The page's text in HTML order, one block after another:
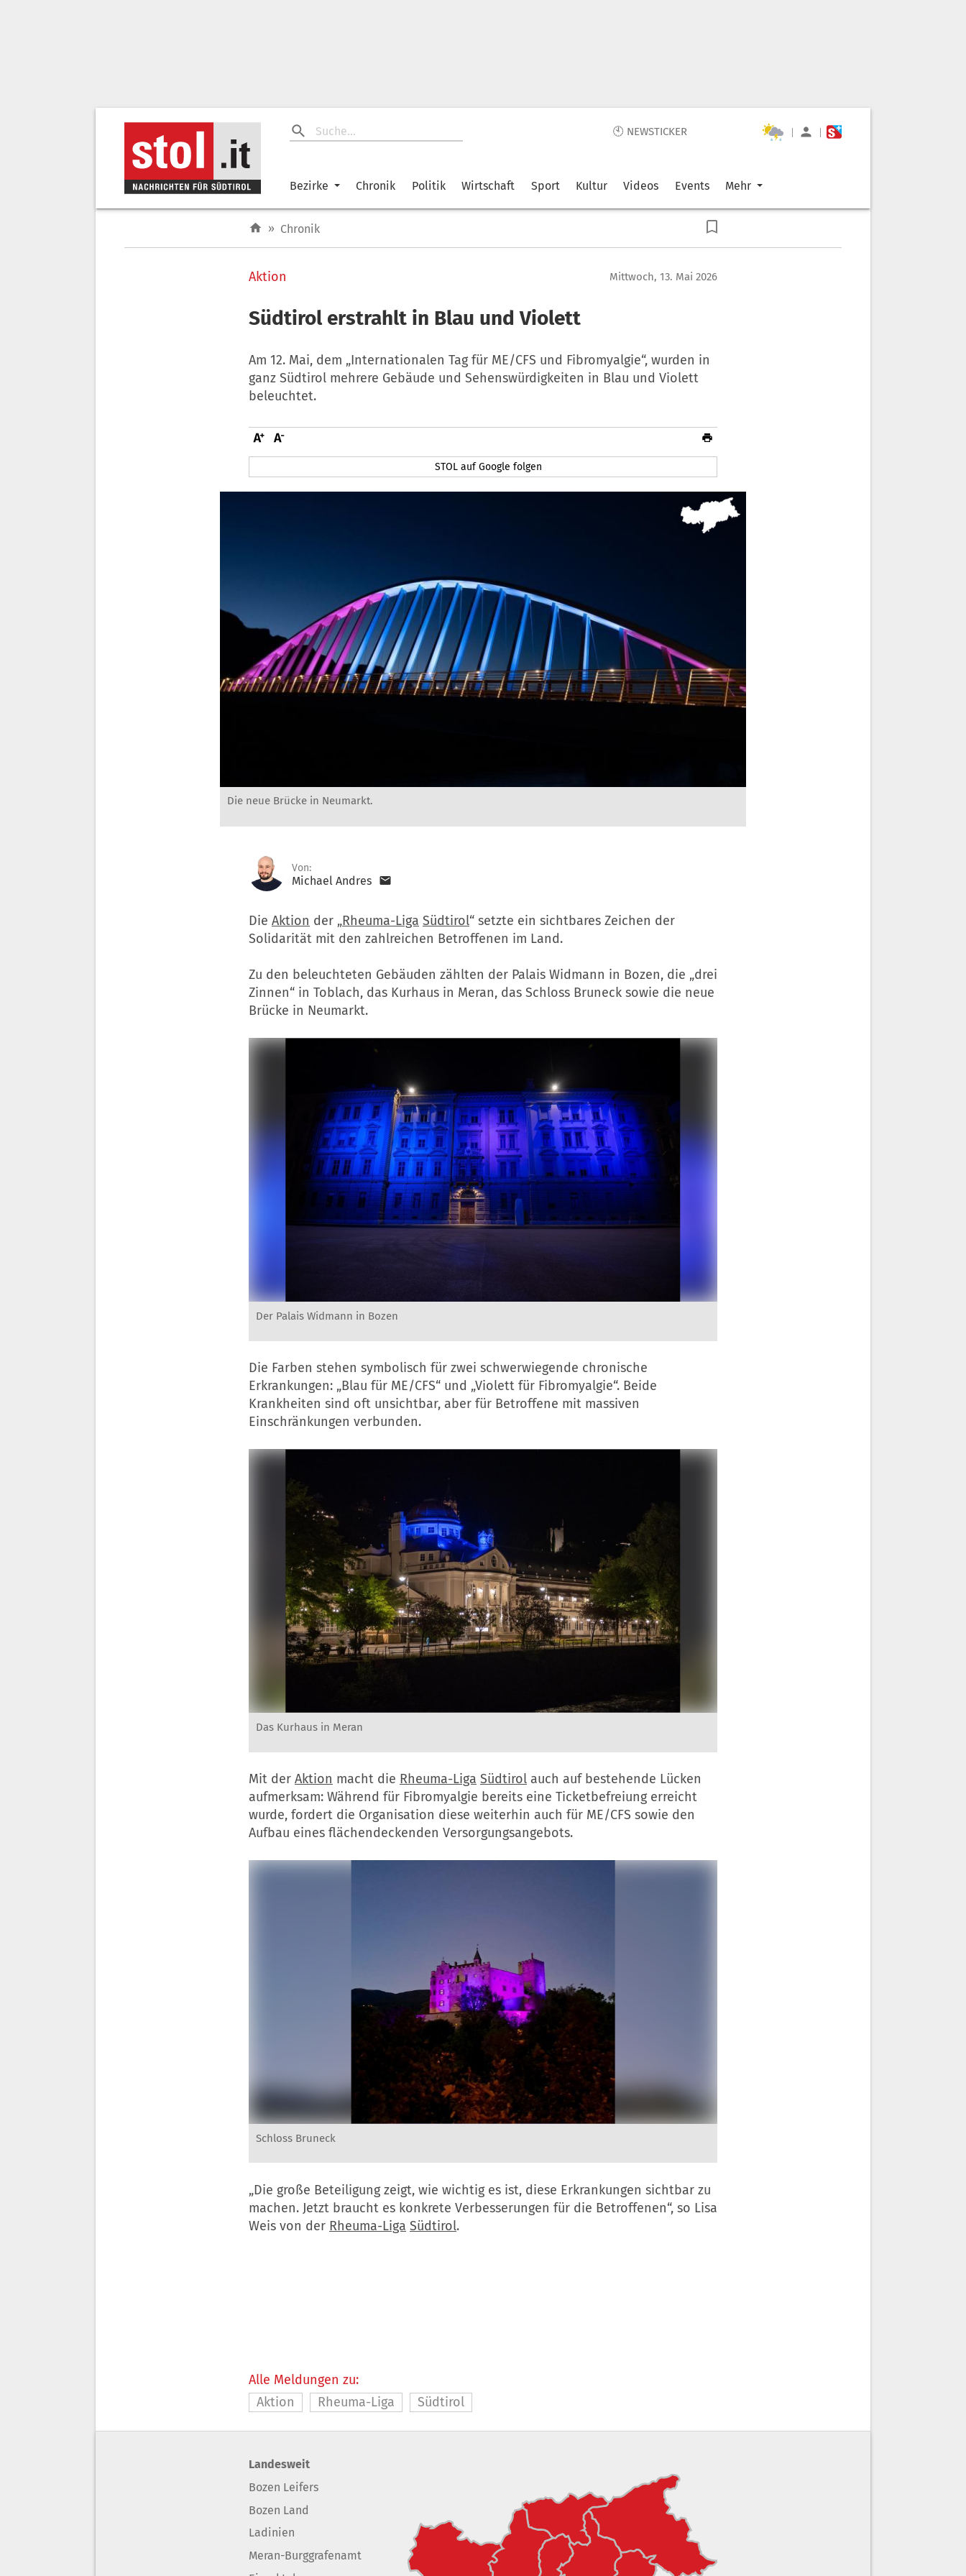
🕙 NEWSTICKER | |
Bezirke Chronik Politik Wirtschaft Sport Kultur Videos Events Mehr
» Chronik
Aktion Mittwoch, 13. Mai 2026
Südtirol erstrahlt in Blau und Violett
Am 12. Mai, dem „Internationalen Tag für ME/CFS und Fibromyalgie“, wurden in
ganz Südtirol mehrere Gebäude und Sehenswürdigkeiten in Blau und Violett
beleuchtet.
STOL auf Google folgen
Die neue Brücke in Neumarkt.
Von:
Michael Andres
Die Aktion der „Rheuma-Liga Südtirol“ setzte ein sichtbares Zeichen der
Solidarität mit den zahlreichen Betroffenen im Land.
Zu den beleuchteten Gebäuden zählten der Palais Widmann in Bozen, die „drei
Zinnen“ in Toblach, das Kurhaus in Meran, das Schloss Bruneck sowie die neue
Brücke in Neumarkt.
Der Palais Widmann in Bozen
Die Farben stehen symbolisch für zwei schwerwiegende chronische
Erkrankungen: „Blau für ME/CFS“ und „Violett für Fibromyalgie“. Beide
Krankheiten sind oft unsichtbar, aber für Betroffene mit massiven
Einschränkungen verbunden.
Das Kurhaus in Meran
Mit der Aktion macht die Rheuma-Liga Südtirol auch auf bestehende Lücken
aufmerksam: Während für Fibromyalgie bereits eine Ticketbefreiung erreicht
wurde, fordert die Organisation diese weiterhin auch für ME/CFS sowie den
Aufbau eines flächendeckenden Versorgungsangebots.
Schloss Bruneck
„Die große Beteiligung zeigt, wie wichtig es ist, diese Erkrankungen sichtbar zu
machen. Jetzt braucht es konkrete Verbesserungen für die Betroffenen“, so Lisa
Weis von der Rheuma-Liga Südtirol.
Alle Meldungen zu:
Aktion
Rheuma-Liga Südtirol
Landesweit
Bozen Leifers
Bozen Land
Ladinien
Meran-Burggrafenamt